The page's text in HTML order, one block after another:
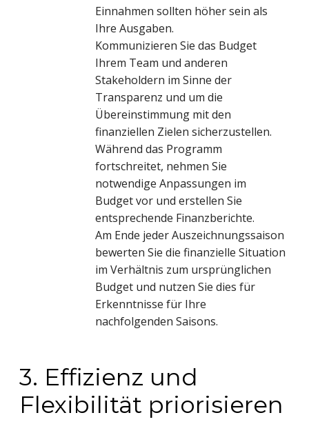
Einnahmen sollten höher sein als
Ihre Ausgaben.
Kommunizieren Sie das Budget
Ihrem Team und anderen
Stakeholdern im Sinne der
Transparenz und um die
Übereinstimmung mit den
finanziellen Zielen sicherzustellen.
Während das Programm
fortschreitet, nehmen Sie
notwendige Anpassungen im
Budget vor und erstellen Sie
entsprechende Finanzberichte.
Am Ende jeder Auszeichnungssaison
bewerten Sie die finanzielle Situation
im Verhältnis zum ursprünglichen
Budget und nutzen Sie dies für
Erkenntnisse für Ihre
nachfolgenden Saisons.
3. Effizienz und
Flexibilität priorisieren